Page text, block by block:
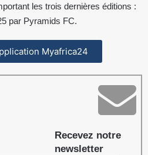
les trois dernières éditions :
par Pyramids FC.
Myafrica24
Recevez notre
newsletter